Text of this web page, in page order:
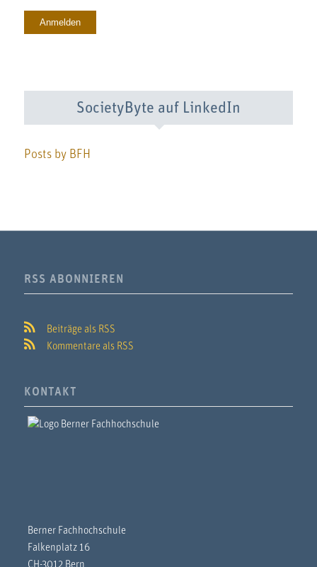
SocietyByte auf LinkedIn
Posts by BFH
RSS ABONNIEREN
Beiträge als RSS
Kommentare als RSS
KONTAKT
Berner Fachhochschule
Falkenplatz 16
CH-3012 Bern